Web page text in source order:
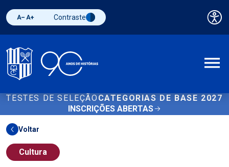
Diminuir fonte
Aumentar fonteAlternar contraste
Contraste
TESTES DE SELEÇÃO CATEGORIAS DE BASE 2027
INSCRIÇÕES ABERTAS
Voltar
Cultura